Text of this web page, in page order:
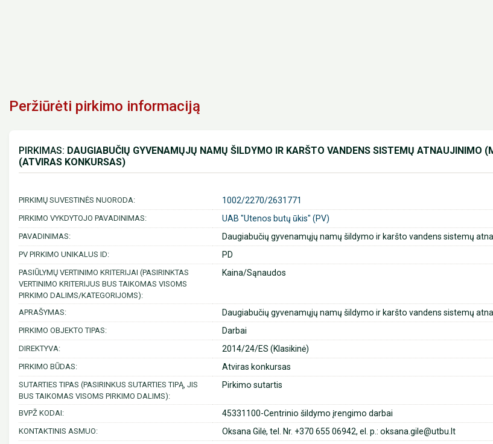
Peržiūrėti pirkimo informaciją
PIRKIMAS: DAUGIABUČIŲ GYVENAMŲJŲ NAMŲ ŠILDYMO IR KARŠTO VANDENS SISTEMŲ ATNAUJINIMO
(ATVIRAS KONKURSAS)
PIRKIMŲ SUVESTINĖS NUORODA: 1002/2270/2631771
PIRKIMO VYKDYTOJO PAVADINIMAS: UAB "Utenos butų ūkis" (PV)
PAVADINIMAS: Daugiabučių gyvenamųjų namų šildymo ir karšto vandens sistemų
PV PIRKIMO UNIKALUS ID: PD
PASIŪLYMŲ VERTINIMO KRITERIJAI (PASIRINKTAS
VERTINIMO KRITERIJUS BUS TAIKOMAS VISOMS
PIRKIMO DALIMS/KATEGORIJOMS):
Kaina/Sąnaudos
APRAŠYMAS: Daugiabučių gyvenamųjų namų šildymo ir karšto vandens sistemų
PIRKIMO OBJEKTO TIPAS: Darbai
DIREKTYVA: 2014/24/ES (Klasikinė)
PIRKIMO BŪDAS: Atviras konkursas
SUTARTIES TIPAS (PASIRINKUS SUTARTIES TIPĄ, JIS
BUS TAIKOMAS VISOMS PIRKIMO DALIMS):
Pirkimo sutartis
BVPŽ KODAI: 45331100-Centrinio šildymo įrengimo darbai
KONTAKTINIS ASMUO: Oksana Gilė, tel. Nr. +370 655 06942, el. p.: oksana.gile@utbu.lt